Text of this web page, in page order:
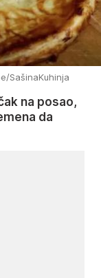
SašinaKuhinja
na posao,
da